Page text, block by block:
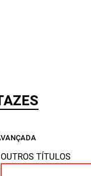
OUTROS TÍTULOS